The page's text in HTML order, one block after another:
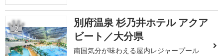
2
別府温泉 杉乃井ホテル アクア
ビート／大分県
南国気分が味わえる屋内レジャープール